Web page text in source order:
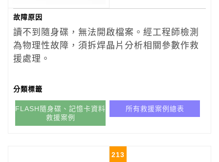
故障原因
讀不到隨身碟，無法開啟檔案。經工程師檢測
為物理性故障，須拆焊晶片分析相關參數作救
援處理。
分類標籤
FLASH隨身碟、記憶卡資料
救援案例
所有救援案例總表
213